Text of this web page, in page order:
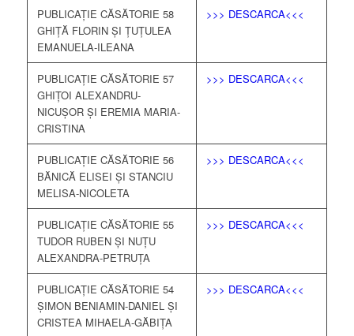
PUBLICAȚIE CĂSĂTORIE 58
GHIȚĂ FLORIN ȘI ȚUȚULEA
EMANUELA-ILEANA
>>> DESCARCA<<<
PUBLICAȚIE CĂSĂTORIE 57
GHIȚOI ALEXANDRU-
NICUȘOR ȘI EREMIA MARIA-
CRISTINA
>>> DESCARCA<<<
PUBLICAȚIE CĂSĂTORIE 56
BĂNICĂ ELISEI ȘI STANCIU
MELISA-NICOLETA
>>> DESCARCA<<<
PUBLICAȚIE CĂSĂTORIE 55
TUDOR RUBEN ȘI NUȚU
ALEXANDRA-PETRUȚA
>>> DESCARCA<<<
PUBLICAȚIE CĂSĂTORIE 54
ȘIMON BENIAMIN-DANIEL ȘI
CRISTEA MIHAELA-GĂBIȚA
>>> DESCARCA<<<